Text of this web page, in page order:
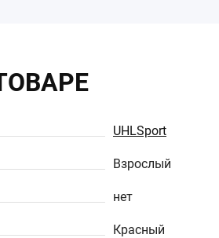
UHLSport
Взрослый
нет
Красный